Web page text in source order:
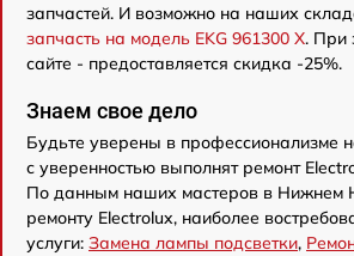
запчастей. И возможно на наших
запчасть на модель EKG 961300 X. При
сайте - предоставляется скидка -25%.
Знаем свое дело
Будьте уверены в профессионализме
с уверенностью выполнят ремонт
По данным наших мастеров в Нижнем
ремонту Electrolux, наиболее
услуги: Замена лампы подсветки,